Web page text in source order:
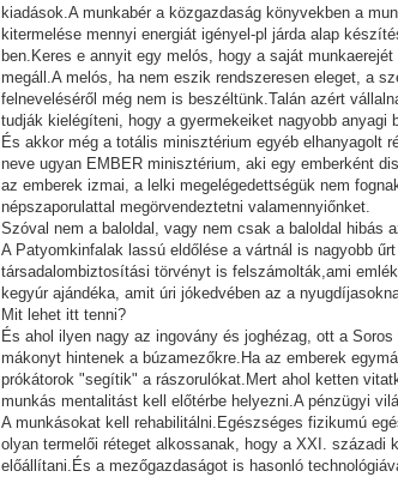
kiadások.A munkabér a közgazdaság könyvekben a
kitermelése mennyi energiát igényel-pl járda alap
ben.Keres e annyit egy melós, hogy a saját
megáll.A melós, ha nem eszik rendszeresen eleget, a
felneveléséről még nem is beszéltünk.Talán azért
tudják kielégíteni, hogy a gyermekeiket nagyobb anyagi
És akkor még a totális minisztérium egyéb elhanyagolt
neve ugyan EMBER minisztérium, aki egy emberként
az emberek izmai, a lelki megelégedettségük nem
népszaporulattal megörvendeztetni valamennyiőnket.
Szóval nem a baloldal, vagy nem csak a baloldal hibás
A Patyomkinfalak lassú eldőlése a vártnál is nagyobb
társadalombiztosítási törvényt is felszámolták,ami
kegyúr ajándéka, amit úri jókedvében az a
Mit lehet itt tenni?
És ahol ilyen nagy az ingovány és joghézag, ott a
mákonyt hintenek a búzamezőkre.Ha az emberek
prókátorok "segítik" a rászorulókat.Mert ahol ketten
munkás mentalitást kell előtérbe helyezni.A pénzügyi
A munkásokat kell rehabilitálni.Egészséges fizikumú
olyan termelői réteget alkossanak, hogy a XXI. századi
előállítani.És a mezőgazdaságot is hasonló